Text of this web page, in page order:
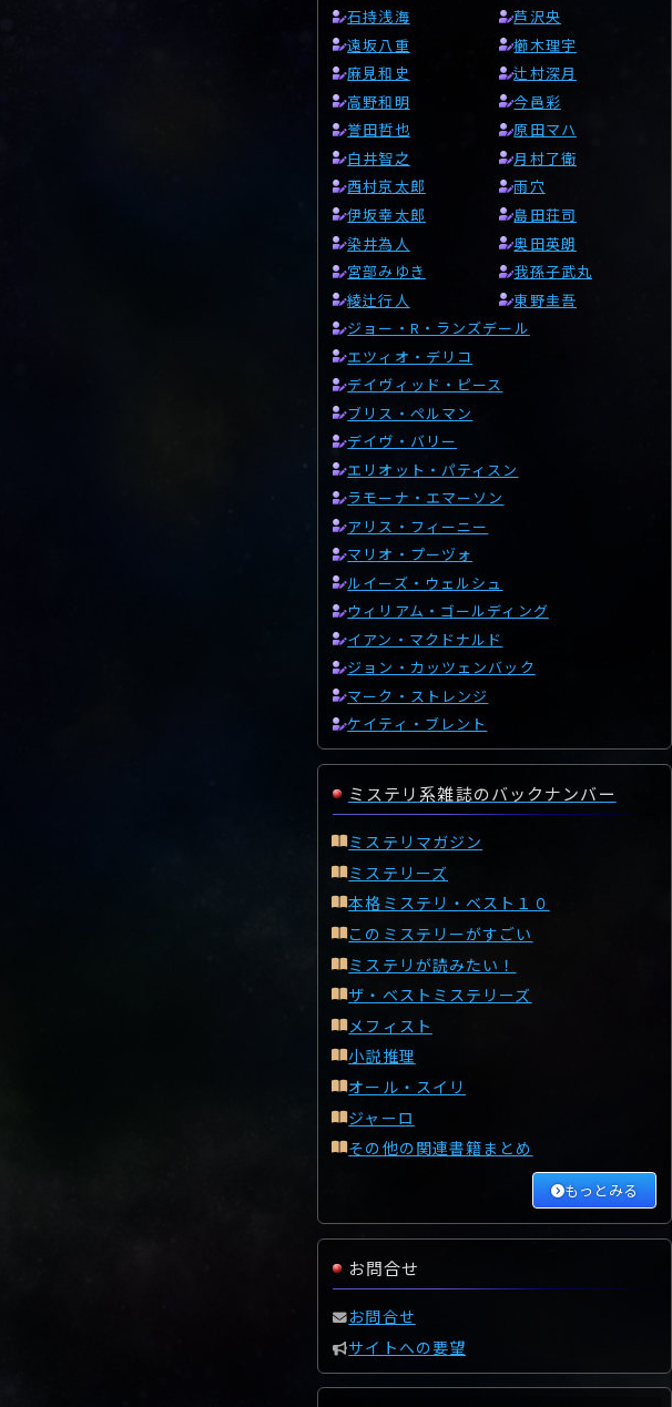
石持浅海
芦沢央
遠坂八重
櫛木理宇
麻見和史
辻村深月
高野和明
今邑彩
誉田哲也
原田マハ
白井智之
月村了衛
西村京太郎
雨穴
伊坂幸太郎
島田荘司
染井為人
奥田英朗
宮部みゆき
我孫子武丸
綾辻行人
東野圭吾
ジョー・R・ランズデール
エツィオ・デリコ
デイヴィッド・ピース
ブリス・ペルマン
デイヴ・バリー
エリオット・パティスン
ラモーナ・エマーソン
アリス・フィーニー
マリオ・プーヅォ
ルイーズ・ウェルシュ
ウィリアム・ゴールディング
イアン・マクドナルド
ジョン・カッツェンバック
マーク・ストレンジ
ケイティ・ブレント
ミステリ系雑誌のバックナンバー
ミステリマガジン
ミステリーズ
本格ミステリ・ベスト１０
このミステリーがすごい
ミステリが読みたい！
ザ・ベストミステリーズ
メフィスト
小説推理
オール・スイリ
ジャーロ
その他の関連書籍まとめ
もっとみる
お問合せ
お問合せ
サイトへの要望